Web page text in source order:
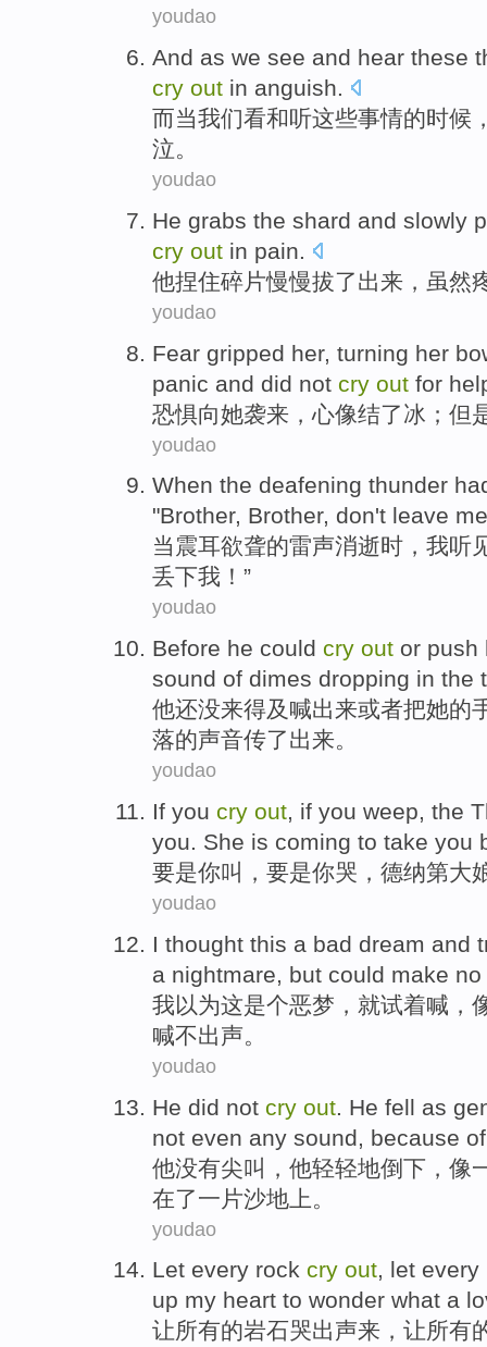
youdao
And as we see and hear these
cry out in anguish.
而当我们看和听这些事情的时候
泣。
youdao
He grabs the shard and slowly
cry out in pain.
他捏住碎片慢慢拔了出来 ，虽然
youdao
Fear gripped her, turning her
panic and did not cry out for
恐惧向她袭来 ，心像结了冰 ； 但
youdao
When the deafening thunder
"Brother, Brother, don't leave me
当 震耳欲聋的雷声消逝时 ， 我听
丢下我 ！”
youdao
Before he could cry out or push
sound of dimes dropping in the
他还没来得及 喊出来或者把她的
落的声音传了出来。
youdao
If you cry out, if you weep, the
you. She is coming to take you
要是你叫 ，要是你哭 ， 德纳第大
youdao
I thought this a bad dream and
a nightmare, but could make
我以为这是个恶梦，就试着喊 ，
喊不出声。
youdao
He did not cry out . He fell as
not even any sound, because
他没有尖叫 ，他轻轻地倒下 ， 像
在了一 片沙地上。
youdao
Let every rock cry out, let
up my heart to wonder what a
让所有的岩石哭出声来，让所有